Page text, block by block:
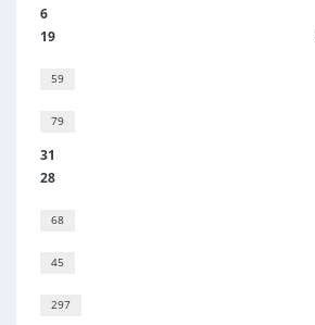
6
19
59
79
31
28
68
45
297